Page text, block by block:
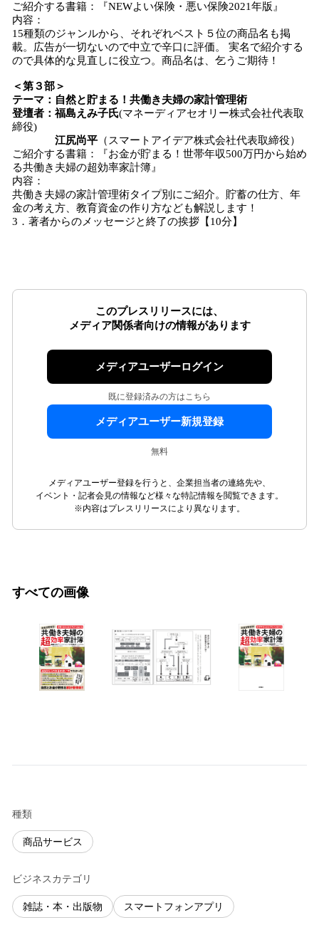
ご紹介する書籍：『NEWよい保険・悪い保険2021年版』
内容：
15種類のジャンルから、それぞれベスト５位の商品名も掲
載。広告が一切ないので中立で辛口に評価。 実名で紹介する
ので具体的な見直しに役立つ。商品名は、乞うご期待！
＜第３部＞
テーマ：自然と貯まる！共働き夫婦の家計管理術
登壇者：福島えみ子氏(マネーディアセオリー株式会社代表取
締役)
江尻尚平 （スマートアイデア株式会社代表取締役）
ご紹介する書籍：『お金が貯まる！世帯年収500万円から始め
る共働き夫婦の超効率家計簿』
内容：
共働き夫婦の家計管理術タイプ別にご紹介。貯蓄の仕方、年
金の考え方、教育資金の作り方なども解説します！
3．著者からのメッセージと終了の挨拶【10分】
このプレスリリースには、
メディア関係者向けの情報があります
メディアユーザーログイン
既に登録済みの方はこちら
メディアユーザー新規登録
無料
メディアユーザー登録を行うと、企業担当者の連絡先や、
イベント・記者会見の情報など様々な特記情報を閲覧できます。
※内容はプレスリリースにより異なります。
すべての画像
種類
商品サービス
ビジネスカテゴリ
雑誌・本・出版物 スマートフォンアプリ